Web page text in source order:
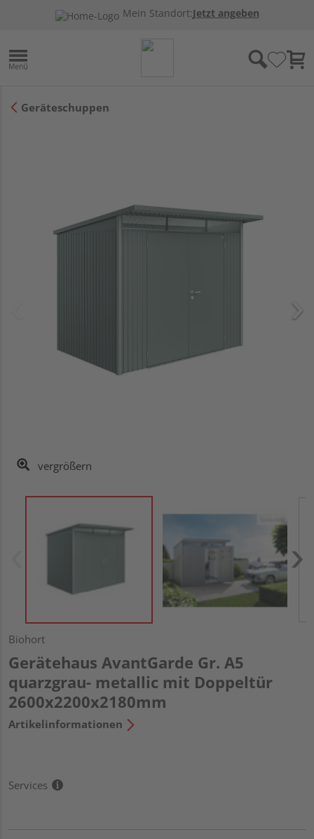
Mein Standort:Jetzt angeben
Geräteschuppen
vergrößern
Biohort
Gerätehaus AvantGarde Gr. A5
quarzgrau- metallic mit Doppeltür
2600x2200x2180mm
Artikelinformationen
Services